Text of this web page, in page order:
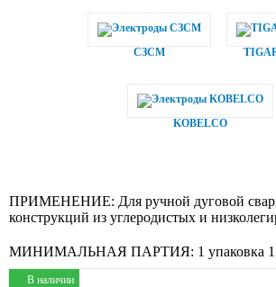
СЗСМ
KOBELCO
ПРИМЕНЕНИЕ: Для ручной дуговой
конструкций из углеродистых и
МИНИМАЛЬНАЯ ПАРТИЯ: 1 упаковка
В наличии